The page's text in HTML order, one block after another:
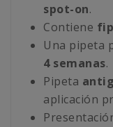
spot-on.
Contiene
Una pipeta
4 semanas.
Pipeta
aplicación